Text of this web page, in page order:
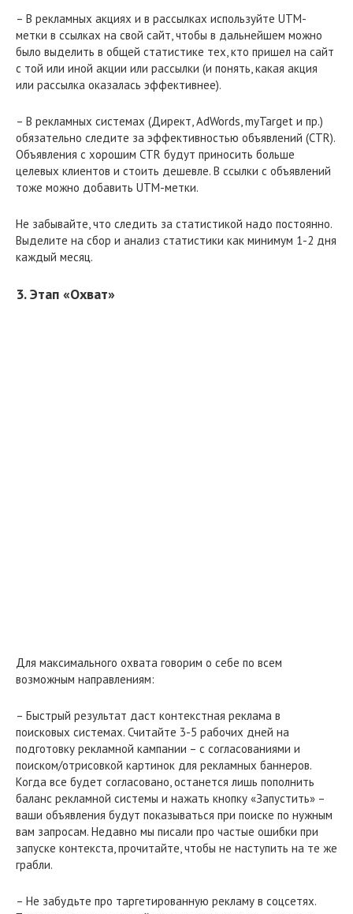
– В рекламных акциях и в рассылках используйте UTM-
метки в ссылках на свой сайт, чтобы в дальнейшем можно
было выделить в общей статистике тех, кто пришел на сайт
с той или иной акции или рассылки (и понять, какая акция
или рассылка оказалась эффективнее).
– В рекламных системах (Директ, AdWords, myTarget и пр.)
обязательно следите за эффективностью объявлений (CTR).
Объявления с хорошим CTR будут приносить больше
целевых клиентов и стоить дешевле. В ссылки с объявлений
тоже можно добавить UTM-метки.
Не забывайте, что следить за статистикой надо постоянно.
Выделите на сбор и анализ статистики как минимум 1-2 дня
каждый месяц.
3. Этап «Охват»
Для максимального охвата говорим о себе по всем
возможным направлениям:
– Быстрый результат даст контекстная реклама в
поисковых системах. Считайте 3-5 рабочих дней на
подготовку рекламной кампании – с согласованиями и
поиском/отрисовкой картинок для рекламных баннеров.
Когда все будет согласовано, останется лишь пополнить
баланс рекламной системы и нажать кнопку «Запустить» –
ваши объявления будут показываться при поиске по нужным
вам запросам. Недавно мы писали про частые ошибки при
запуске контекста, прочитайте, чтобы не наступить на те же
грабли.
– Не забудьте про таргетированную рекламу в соцсетях.